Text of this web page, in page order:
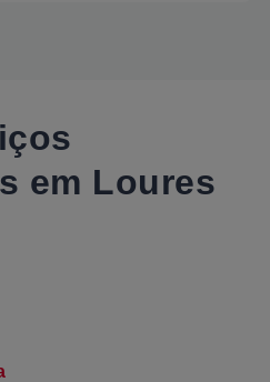
em Loures